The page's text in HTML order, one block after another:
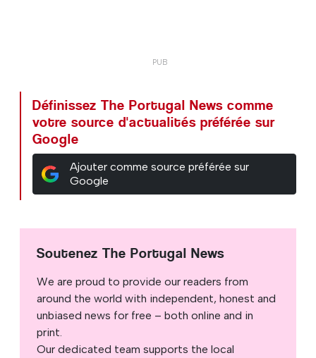
Définissez The Portugal News comme
votre source d'actualités préférée sur
Google
Ajouter comme source préférée sur
Google
Soutenez The Portugal News
We are proud to provide our readers from
around the world with independent, honest and
unbiased news for free – both online and in
print.
Our dedicated team supports the local